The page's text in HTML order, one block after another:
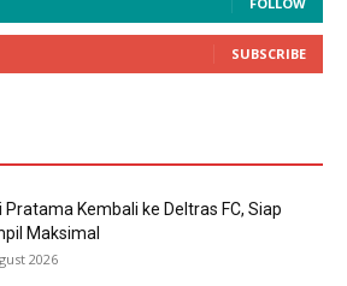
SUBSCRIBE
Pratama Kembali ke Deltras FC, Siap
Maksimal
2026